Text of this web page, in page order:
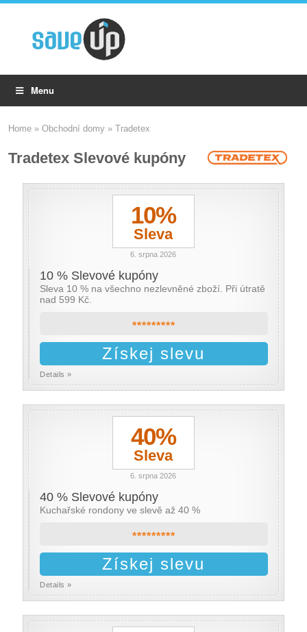
Menu
Home »Obchodní domy »Tradetex
Tradetex Slevové kupóny
10%
Sleva
6. srpna 2026
10 % Slevové kupóny
Sleva 10 % na všechno nezlevněné zboží. Při útratě
nad 599 Kč.
*********
Získej slevu
Details »
40%
Sleva
6. srpna 2026
40 % Slevové kupóny
Kuchařské rondony ve slevě až 40 %
*********
Získej slevu
Details »